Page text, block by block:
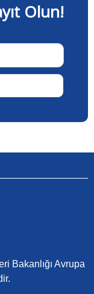
Olun!
Bakanlığı Avrupa